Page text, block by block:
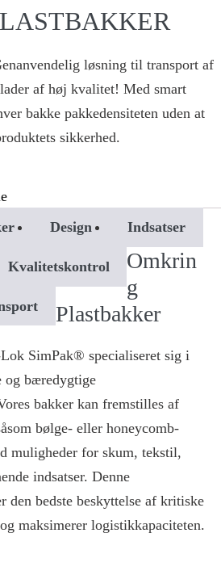
løsning til transport af
af høj kvalitet! Med smart
bakke pakkedensiteten uden at
sikkerhed.
Design Indsatser
Kvalitetskontrol
Omkrin
g
Plastbakker
SimPak® specialiseret sig i
og bæredygtige
bakker kan fremstilles af
bølge- eller honeycomb-
muligheder for skum, tekstil,
indsatser. Denne
den bedste beskyttelse af kritiske
maksimerer logistikkapaciteten.